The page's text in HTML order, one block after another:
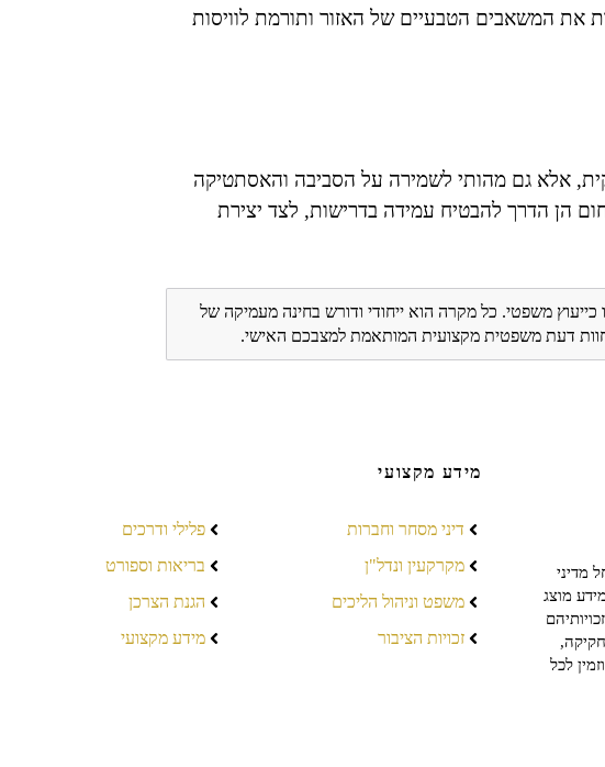
את המשאבים הטבעיים של האזור ותורמת לוויסות
אלא גם מהותי לשמירה על הסביבה והאסתטיקה
הן הדרך להבטיח עמידה בדרישות, לצד יצירת
כייעוץ משפטי. כל מקרה הוא ייחודי ודורש בחינה מעמיקה של
חוות דעת משפטית מקצועית המותאמת למצבכם האישי.
מדיני
מוצג
לכל
מידע מקצועי
דיני מסחר וחברות
מקרקעין ונדל"ן
משפט וניהול הליכים
זכויות הציבור
פלילי ודרכים
בריאות וספורט
הגנת הצרכן
מידע מקצועי